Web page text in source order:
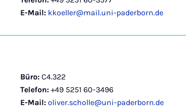
E-Mail: kkoeller@mail.uni-paderborn.de
Büro: C4.322
Telefon: +49 5251 60-3496
E-Mail: oliver.scholle@uni-paderborn.de